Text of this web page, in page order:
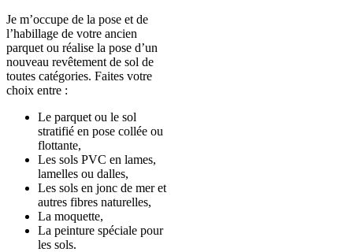
Je m’occupe de la pose et de
l’habillage de votre ancien
parquet ou réalise la pose d’un
nouveau revêtement de sol de
toutes catégories. Faites votre
choix entre :
Le parquet ou le sol
stratifié en pose collée ou
flottante,
Les sols PVC en lames,
lamelles ou dalles,
Les sols en jonc de mer et
autres fibres naturelles,
La moquette,
La peinture spéciale pour
les sols.